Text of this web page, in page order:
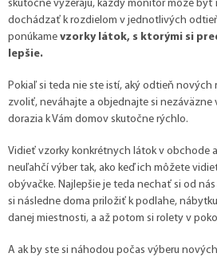
skutočne vyzerajú, každý monitor môže byť
dochádzať k rozdielom v jednotlivých
ponúkame vzorky látok, s ktorými si
lepšie.
Pokiaľ si teda nie ste istí, aký odtieň nových
zvoliť, neváhajte a objednajte si nezáväzne
dorazia k Vám domov skutočne rýchlo.
Vidieť vzorky konkrétnych látok v obchode
neuľahčí výber tak, ako keď ich môžete
obývačke. Najlepšie je teda nechať si od
si následne doma priložiť k podlahe,
danej miestnosti, a až potom si rolety v
A ak by ste si náhodou počas výberu